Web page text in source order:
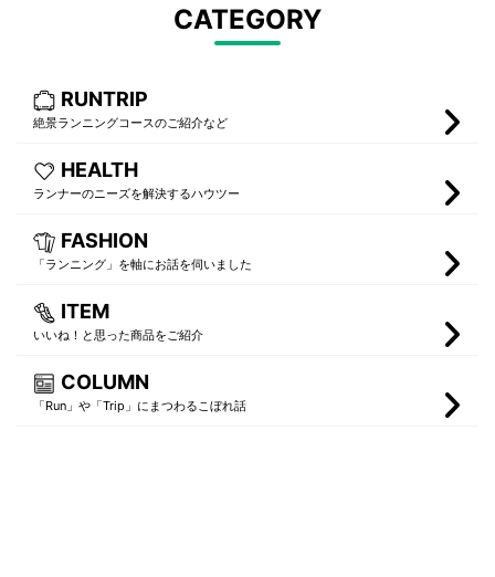
CATEGORY
RUNTRIP
絶景ランニングコースのご紹介など
HEALTH
ランナーのニーズを解決するハウツー
FASHION
「ランニング」を軸にお話を伺いました
ITEM
いいね！と思った商品をご紹介
COLUMN
「Run」や「Trip」にまつわるこぼれ話